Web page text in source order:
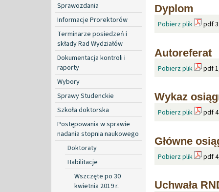
Sprawozdania
Informacje Prorektorów
Terminarze posiedzeń i
składy Rad Wydziałów
Dokumentacja kontroli i
raporty
Wybory
Sprawy Studenckie
Szkoła doktorska
Postępowania w sprawie
nadania stopnia naukowego
Doktoraty
Habilitacje
Wszczęte po 30
kwietnia 2019 r.
Dyplom
Pobierz plik pdf
Autoreferat
Pobierz plik pdf
Wykaz
Pobierz plik pdf
Główne
Pobierz plik pdf
Uchwała